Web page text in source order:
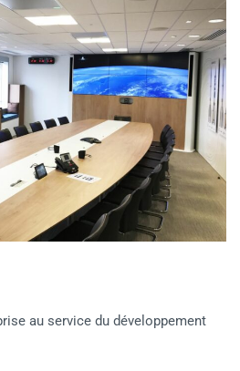
au service du développement